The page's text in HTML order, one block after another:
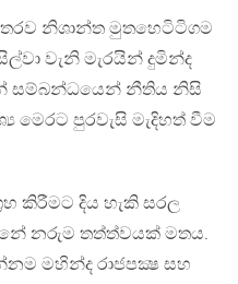
නිශාන්ත මුතහෙටිටිගම
වැනි මැරයින් දුමින්ද
සම්බන්ධයෙන් නීතිය නිසි
මෙරට පුරවැසි මැදිහත් වීම
කිරීමට දිය හැකි සරල
නරුම තත්ත්වයක් මතය.
මහින්ද රාජපක්‍ෂ සහ